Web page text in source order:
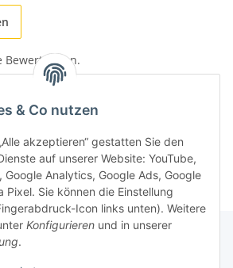
& Co nutzen
akzeptieren“ gestatten Sie den
auf unserer Website: YouTube,
Google Analytics, Google Ads, Google
Pixel. Sie können die Einstellung
Icon links unten). Weitere
Konfigurieren und in unserer
.
Bewertungen.